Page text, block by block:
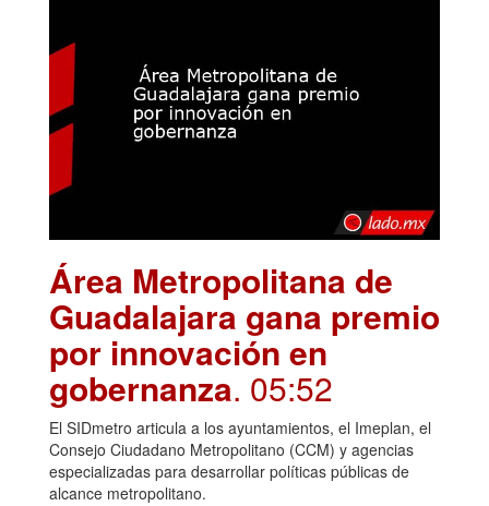
Área Metropolitana de
Guadalajara gana premio
por innovación en
gobernanza. 05:52
El SIDmetro articula a los ayuntamientos, el Imeplan, el
Consejo Ciudadano Metropolitano (CCM) y agencias
especializadas para desarrollar políticas públicas de
alcance metropolitano.